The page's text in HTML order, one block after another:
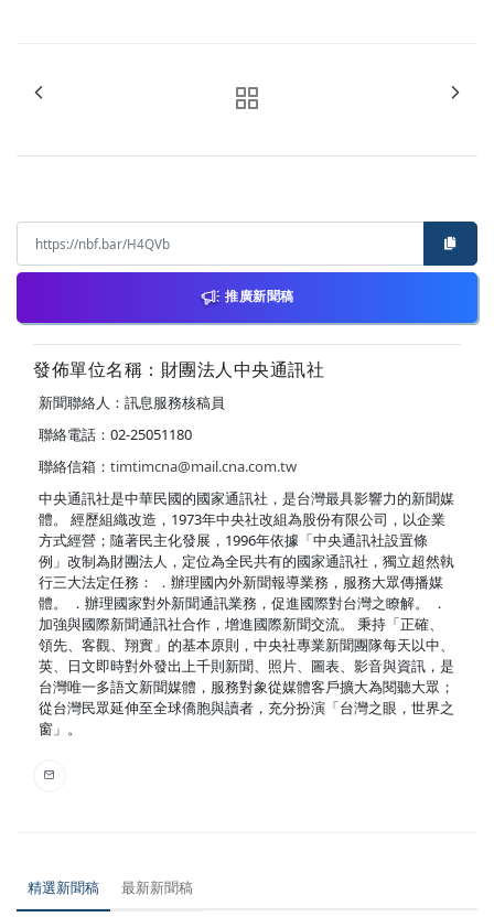
推廣新聞稿
發佈單位名稱：財團法人中央通訊社
新聞聯絡人：訊息服務核稿員
聯絡電話：02-25051180
聯絡信箱： timtimcna@mail.cna.com.tw
中央通訊社是中華民國的國家通訊社，是台灣最具影響力的新聞媒
體。 經歷組織改造，1973年中央社改組為股份有限公司，以企業
方式經營；隨著民主化發展，1996年依據「中央通訊社設置條
例」改制為財團法人，定位為全民共有的國家通訊社，獨立超然執
行三大法定任務： ．辦理國內外新聞報導業務，服務大眾傳播媒
體。 ．辦理國家對外新聞通訊業務，促進國際對台灣之瞭解。 ．
加強與國際新聞通訊社合作，增進國際新聞交流。 秉持「正確、
領先、客觀、翔實」的基本原則，中央社專業新聞團隊每天以中、
英、日文即時對外發出上千則新聞、照片、圖表、影音與資訊，是
台灣唯一多語文新聞媒體，服務對象從媒體客戶擴大為閱聽大眾；
從台灣民眾延伸至全球僑胞與讀者，充分扮演「台灣之眼，世界之
窗」。
精選新聞稿 最新新聞稿